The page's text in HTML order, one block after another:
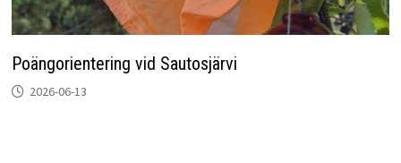
Poängorientering vid Sautosjärvi
2026-06-13